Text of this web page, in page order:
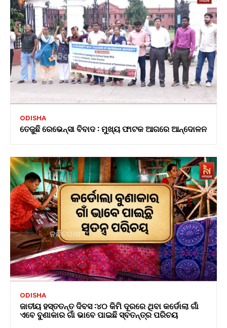
ODISHA
ତେଜୁଛି ରେଭେନ୍ସା ବିବାଦ : ମୁଖ୍ୟ ଫାଟକ ଆଗରେ ଆନ୍ଦୋଳନ
ODISHA
ଜାତୀୟ ହସ୍ତତନ୍ତ ଦିବସ :୪୦ କିମି ଦୂରରେ ଥିବା କର୍ଡୋଲା ଗାଁ
ଏବେ ବୁଣାକାର ଗାଁ ଭାବେ ପାଇଛି ସ୍ବତନ୍ତ୍ର ପରିଚୟ